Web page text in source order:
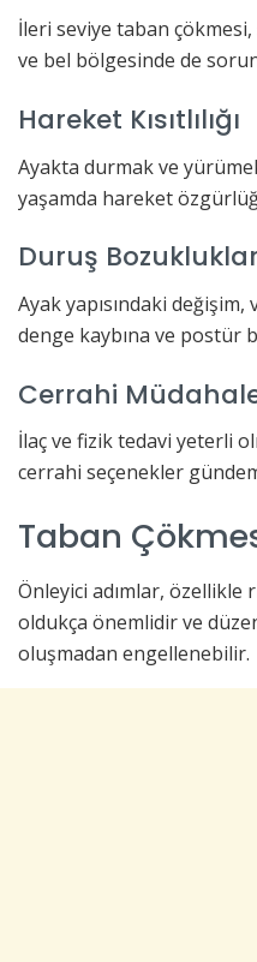
İleri seviye taban
ve bel bölgesinde de
Hareket Kısıtlılığı
Ayakta durmak ve
yaşamda hareket
Duruş
Ayak yapısındaki
denge kaybına ve postür
Cerrahi
İlaç ve fizik tedavi yeterli
cerrahi seçenekler
Taban
Önleyici adımlar, özellikle
oldukça önemlidir ve
oluşmadan engellenebilir.